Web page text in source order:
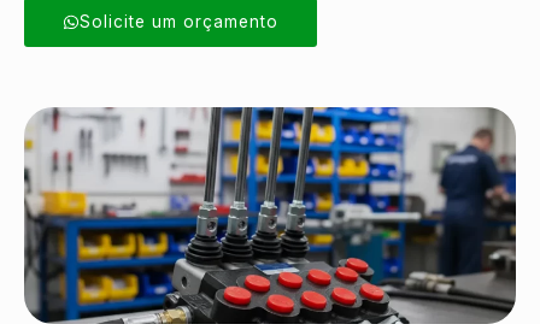
Solicite um orçamento